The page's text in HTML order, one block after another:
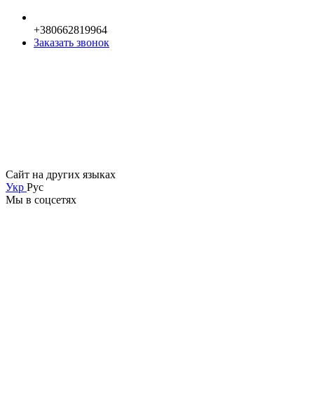
+380662819964
Заказать звонок
Сайт на других языках
Укр Рус
Мы в соцсетях